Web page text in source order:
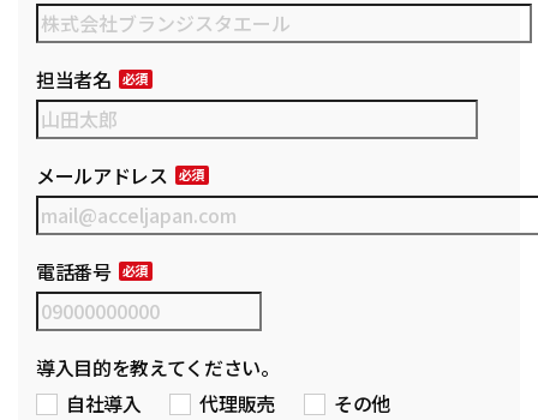
担当者名
メールアドレス
電話番号
導入目的を教えてください。
自社導入
代理販売
その他